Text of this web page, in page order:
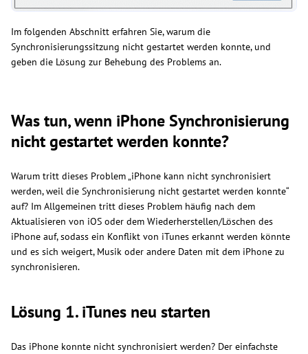
Im folgenden Abschnitt erfahren Sie, warum die
Synchronisierungssitzung nicht gestartet werden konnte, und
geben die Lösung zur Behebung des Problems an.
Was tun, wenn iPhone Synchronisierung
nicht gestartet werden konnte?
Warum tritt dieses Problem „iPhone kann nicht synchronisiert
werden, weil die Synchronisierung nicht gestartet werden konnte“
auf? Im Allgemeinen tritt dieses Problem häufig nach dem
Aktualisieren von iOS oder dem Wiederherstellen/Löschen des
iPhone auf, sodass ein Konflikt von iTunes erkannt werden könnte
und es sich weigert, Musik oder andere Daten mit dem iPhone zu
synchronisieren.
Lösung 1. iTunes neu starten
Das iPhone konnte nicht synchronisiert werden? Der einfachste